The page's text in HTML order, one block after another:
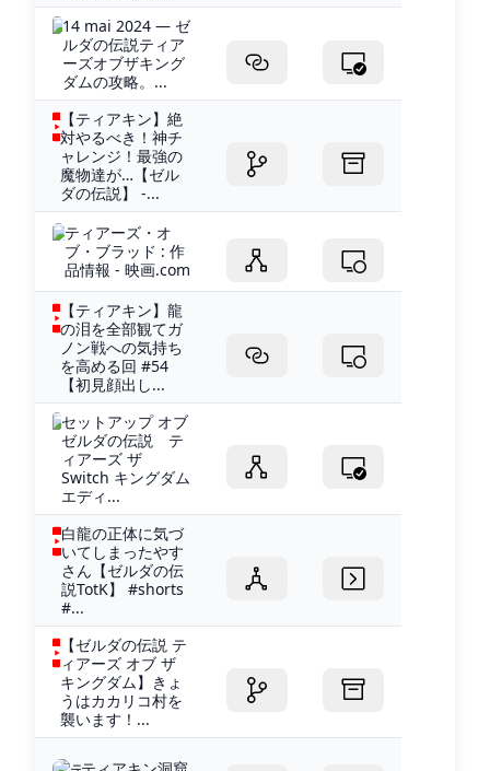
14 mai 2024 — ゼ
ルダの伝説ティア
ーズオブザキング
ダムの攻略。...
【ティアキン】絶
対やるべき！神チ
ャレンジ！最強の
魔物達が…【ゼル
ダの伝説】 -...
ティアーズ・オ
ブ・ブラッド : 作
品情報 - 映画.com
【ティアキン】龍
の泪を全部観てガ
ノン戦への気持ち
を高める回 #54
【初見顔出し...
セットアップ オブ
ゼルダの伝説 テ
ィアーズ ザ
Switch キングダム
エディ...
白龍の正体に気づ
いてしまったやす
さん【ゼルダの伝
説TotK】 #shorts
#...
【ゼルダの伝説 テ
ィアーズ オブ ザ
キングダム】きょ
うはカカリコ村を
襲います！...